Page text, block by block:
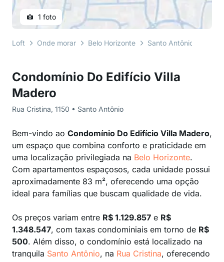
Condomínio Do Edifício Villa
Madero
Rua Cristina, 1150 • Santo Antônio
Bem-vindo ao Condomínio Do Edifício Villa Madero,
um espaço que combina conforto e praticidade em
uma localização privilegiada na Belo Horizonte.
Com apartamentos espaçosos, cada unidade possui
aproximadamente 83 m², oferecendo uma opção
ideal para famílias que buscam qualidade de vida.
Os preços variam entre R$ 1.129.857 e R$
1.348.547, com taxas condominiais em torno de R$
500. Além disso, o condomínio está localizado na
tranquila Santo Antônio, na Rua Cristina, oferecendo
1 foto
Loft Onde morar Belo Horizonte Santo Antônio